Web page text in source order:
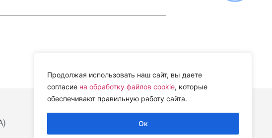
Продолжая использовать наш сайт, вы даете
согласие на обработку файлов cookie, которые
обеспечивают правильную работу сайта.
Ок